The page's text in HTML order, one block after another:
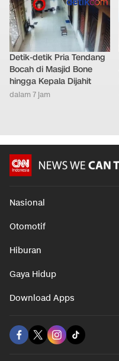
Detik-detik Pria Tendang
Bocah di Masjid Bone
hingga Kepala Dijahit
dalam 7 jam
Nasional
Otomotif
Hiburan
Gaya Hidup
Download Apps